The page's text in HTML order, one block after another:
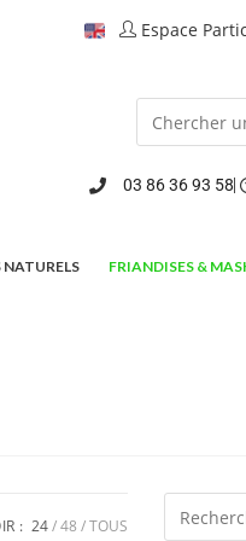
Espace
03 86 36 93 58
FRIANDISES &
: 24 48 TOUS